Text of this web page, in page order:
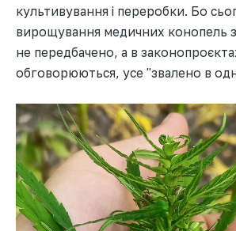
культивування і переробки. Бо
вирощування медичних конопель
не передбачено, а в
обговорюються, усе "звалено в